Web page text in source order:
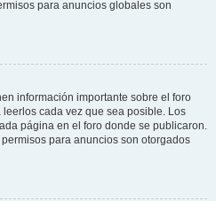
para anuncios globales son
información importante sobre el foro
cada vez que sea posible. Los
página en el foro donde se publicaron.
para anuncios son otorgados